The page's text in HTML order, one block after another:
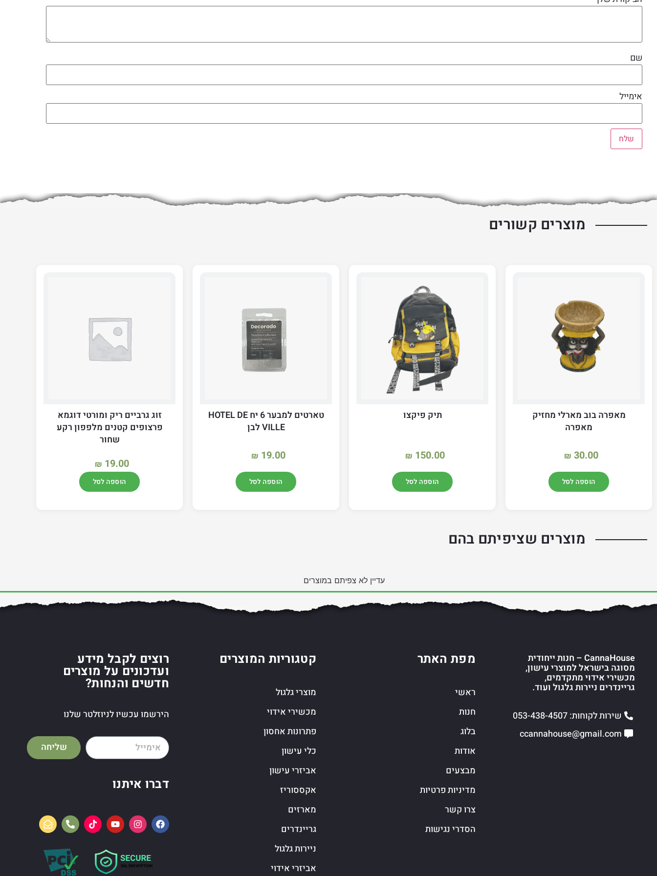
שם
אימייל
מוצרים קשורים
מאפרה בוב מארלי מחזיק
מאפרה
₪ 30.00
הוספה לסל
תיק פיקצו
₪ 150.00
הוספה לסל
טארטים למבער 6 יח HOTEL DE
VILLE לבן
₪ 19.00
הוספה לסל
זוג גרביים ריק ומורטי דוגמא
פרצופים קטנים מלפפון רקע
שחור
₪ 19.00
הוספה לסל
מוצרים שציפיתם בהם
עדיין לא צפיתם במוצרים
CannaHouse – חנות ייחודית
מסוגה בישראל למוצרי עישון,
מכשירי אידוי מתקדמים,
גריינדרים ניירות גלגול ועוד.
שירות לקוחות: 053-438-4507
ccannahouse@gmail.com
מפת האתר
ראשי
חנות
בלוג
אודות
מבצעים
מדיניות פרטיות
צרו קשר
הסדרי נגישות
קטגוריות המוצרים
מוצרי גלגול
מכשירי אידוי
פתרונות אחסון
כלי עישון
אביזרי עישון
אקססוריז
מארזים
גריינדרים
ניירות גלגול
אביזרי אידוי
רוצים לקבל מידע
ועדכונים על מוצרים
חדשים והנחות?
הירשמו עכשיו לניוזלטר שלנו
שליחה
דברו איתנו